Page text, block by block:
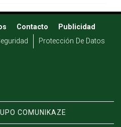
Contacto
Publicidad
Protección De Datos
COMUNIKAZE